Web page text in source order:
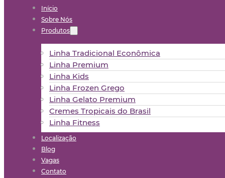
Início
Sobre Nós
Produtos
Linha Tradicional Econômica
Linha Premium
Linha Kids
Linha Frozen Grego
Linha Gelato Premium
Cremes Tropicais do Brasil
Linha Fitness
Localização
Blog
Vagas
Contato